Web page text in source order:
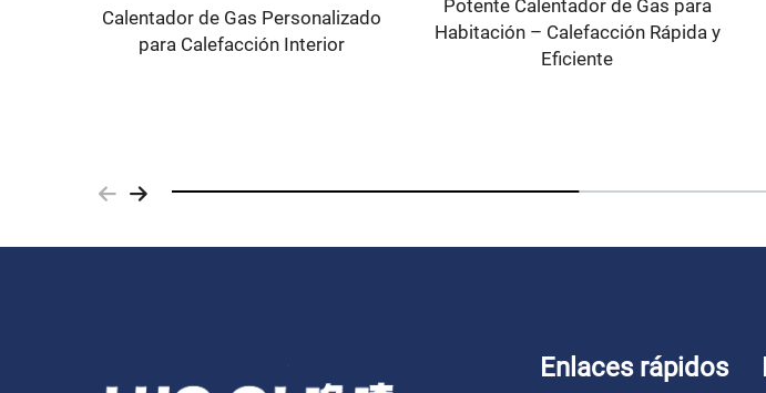
Calentador de Gas Personalizado
para Calefacción Interior
Potente Calentador de Gas para
Habitación – Calefacción Rápida y
Eficiente
Enlaces rápidos